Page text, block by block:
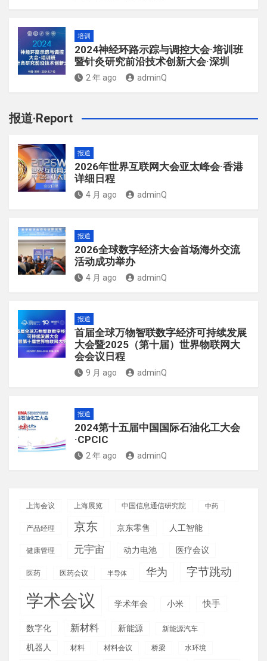
培训
2024神经环路示踪与调控大会·培训班
暨针灸研究前沿技术创新大会·深圳
2 年 ago adminQ
报道·Report
报道
2026年世界互联网大会亚太峰会·香港
详细日程
4 月 ago adminQ
报道
2026全球数字经济大会首场海外交流
活动成功举办
4 月 ago adminQ
报道
首届全球万物智联数字经济可持续发展
大会暨2025（第十届）世界物联网大
会会议日程
9 月 ago adminQ
报道
2024第十五届中国国际石油化工大会
·CPCIC
2 年 ago adminQ
上海会议 上海展览 中国信息通信研究院 中药
产品经理 京东 京东零售 人工智能
健康管理 元宇宙 动力电池 医疗会议
医药 医药会议 半导体 华为 字节跳动
学术会议 学术年会 小米 快手
数字化 新材料 新能源 新能源汽车
机器人 材料 材料会议 桥梁 水环境